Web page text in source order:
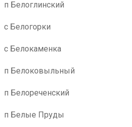
п Белоглинский
с Белогорки
с Белокаменка
п Белоковыльный
п Белореченский
п Белые Пруды